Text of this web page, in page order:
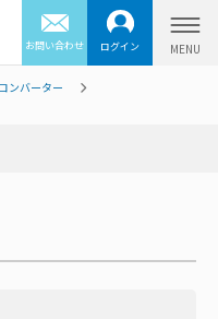
お問い合わせ ログイン
ンバーター